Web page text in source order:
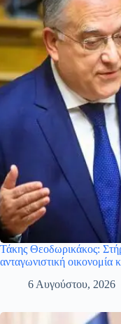
Τάκης Θεοδωρικάκος:
ανταγωνιστική οικονομία
6 Αυγούστου, 2026